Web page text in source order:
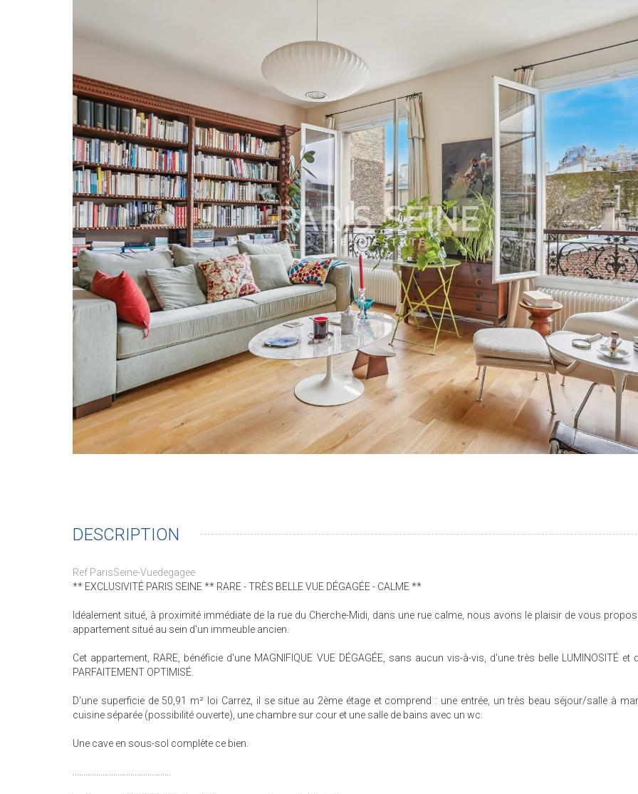
DESCRIPTION
Ref ParisSeine-Vuedegagee
** EXCLUSIVITÉ PARIS SEINE ** RARE - TRÈS BELLE VUE DÉGAGÉE - CALME **
Idéalement situé, à proximité immédiate de la rue du Cherche-Midi, dans une rue calme, nous avons le plaisir de vous
appartement situé au sein d'un immeuble ancien.
Cet appartement, RARE, bénéficie d'une MAGNIFIQUE VUE DÉGAGÉE, sans aucun vis-à-vis, d'une très belle LUMINOSITÉ et
PARFAITEMENT OPTIMISÉ.
D'une superficie de 50,91 m² loi Carrez, il se situe au 2ème étage et comprend : une entrée, un très beau séjour/salle à
cuisine séparée (possibilité ouverte), une chambre sur cour et une salle de bains avec un wc.
Une cave en sous-sol complète ce bien.
..............................................